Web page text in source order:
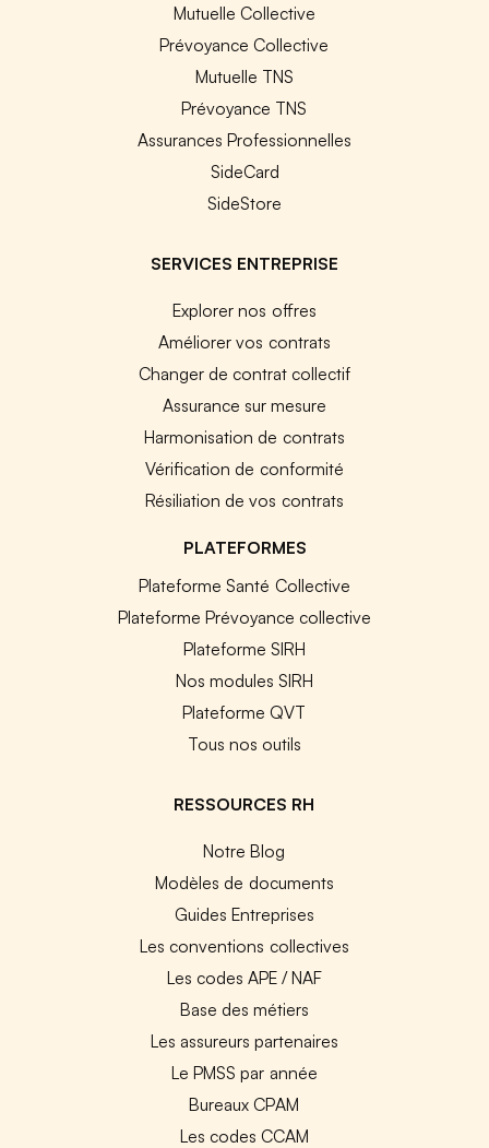
Mutuelle Collective
Prévoyance Collective
Mutuelle TNS
Prévoyance TNS
Assurances Professionnelles
SideCard
SideStore
SERVICES ENTREPRISE
Explorer nos offres
Améliorer vos contrats
Changer de contrat collectif
Assurance sur mesure
Harmonisation de contrats
Vérification de conformité
Résiliation de vos contrats
PLATEFORMES
Plateforme Santé Collective
Plateforme Prévoyance collective
Plateforme SIRH
Nos modules SIRH
Plateforme QVT
Tous nos outils
RESSOURCES RH
Notre Blog
Modèles de documents
Guides Entreprises
Les conventions collectives
Les codes APE / NAF
Base des métiers
Les assureurs partenaires
Le PMSS par année
Bureaux CPAM
Les codes CCAM